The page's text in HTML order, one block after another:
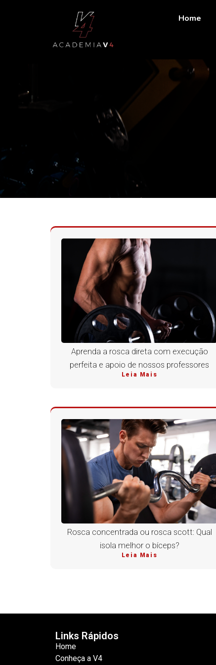
Home
Aprenda a rosca direta com execução
perfeita e apoio de nossos professores
Leia Mais
Rosca concentrada ou rosca scott: Qual
isola melhor o bíceps?
Leia Mais
Links Rápidos
Home
Conheça a V4